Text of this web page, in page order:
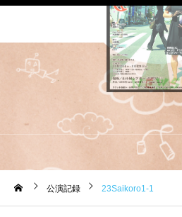
お知らせ
公演記録 23Saikoro1-1